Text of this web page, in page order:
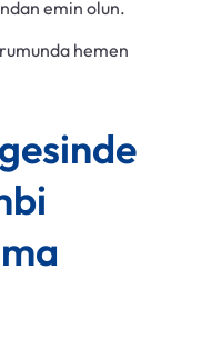
emin olun.
hemen